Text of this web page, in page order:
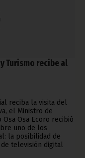
Turismo recibe al
reciba la visita del
el Ministro de
Osa Osa Ecoro recibió
uno de los
la posibilidad de
televisión digital